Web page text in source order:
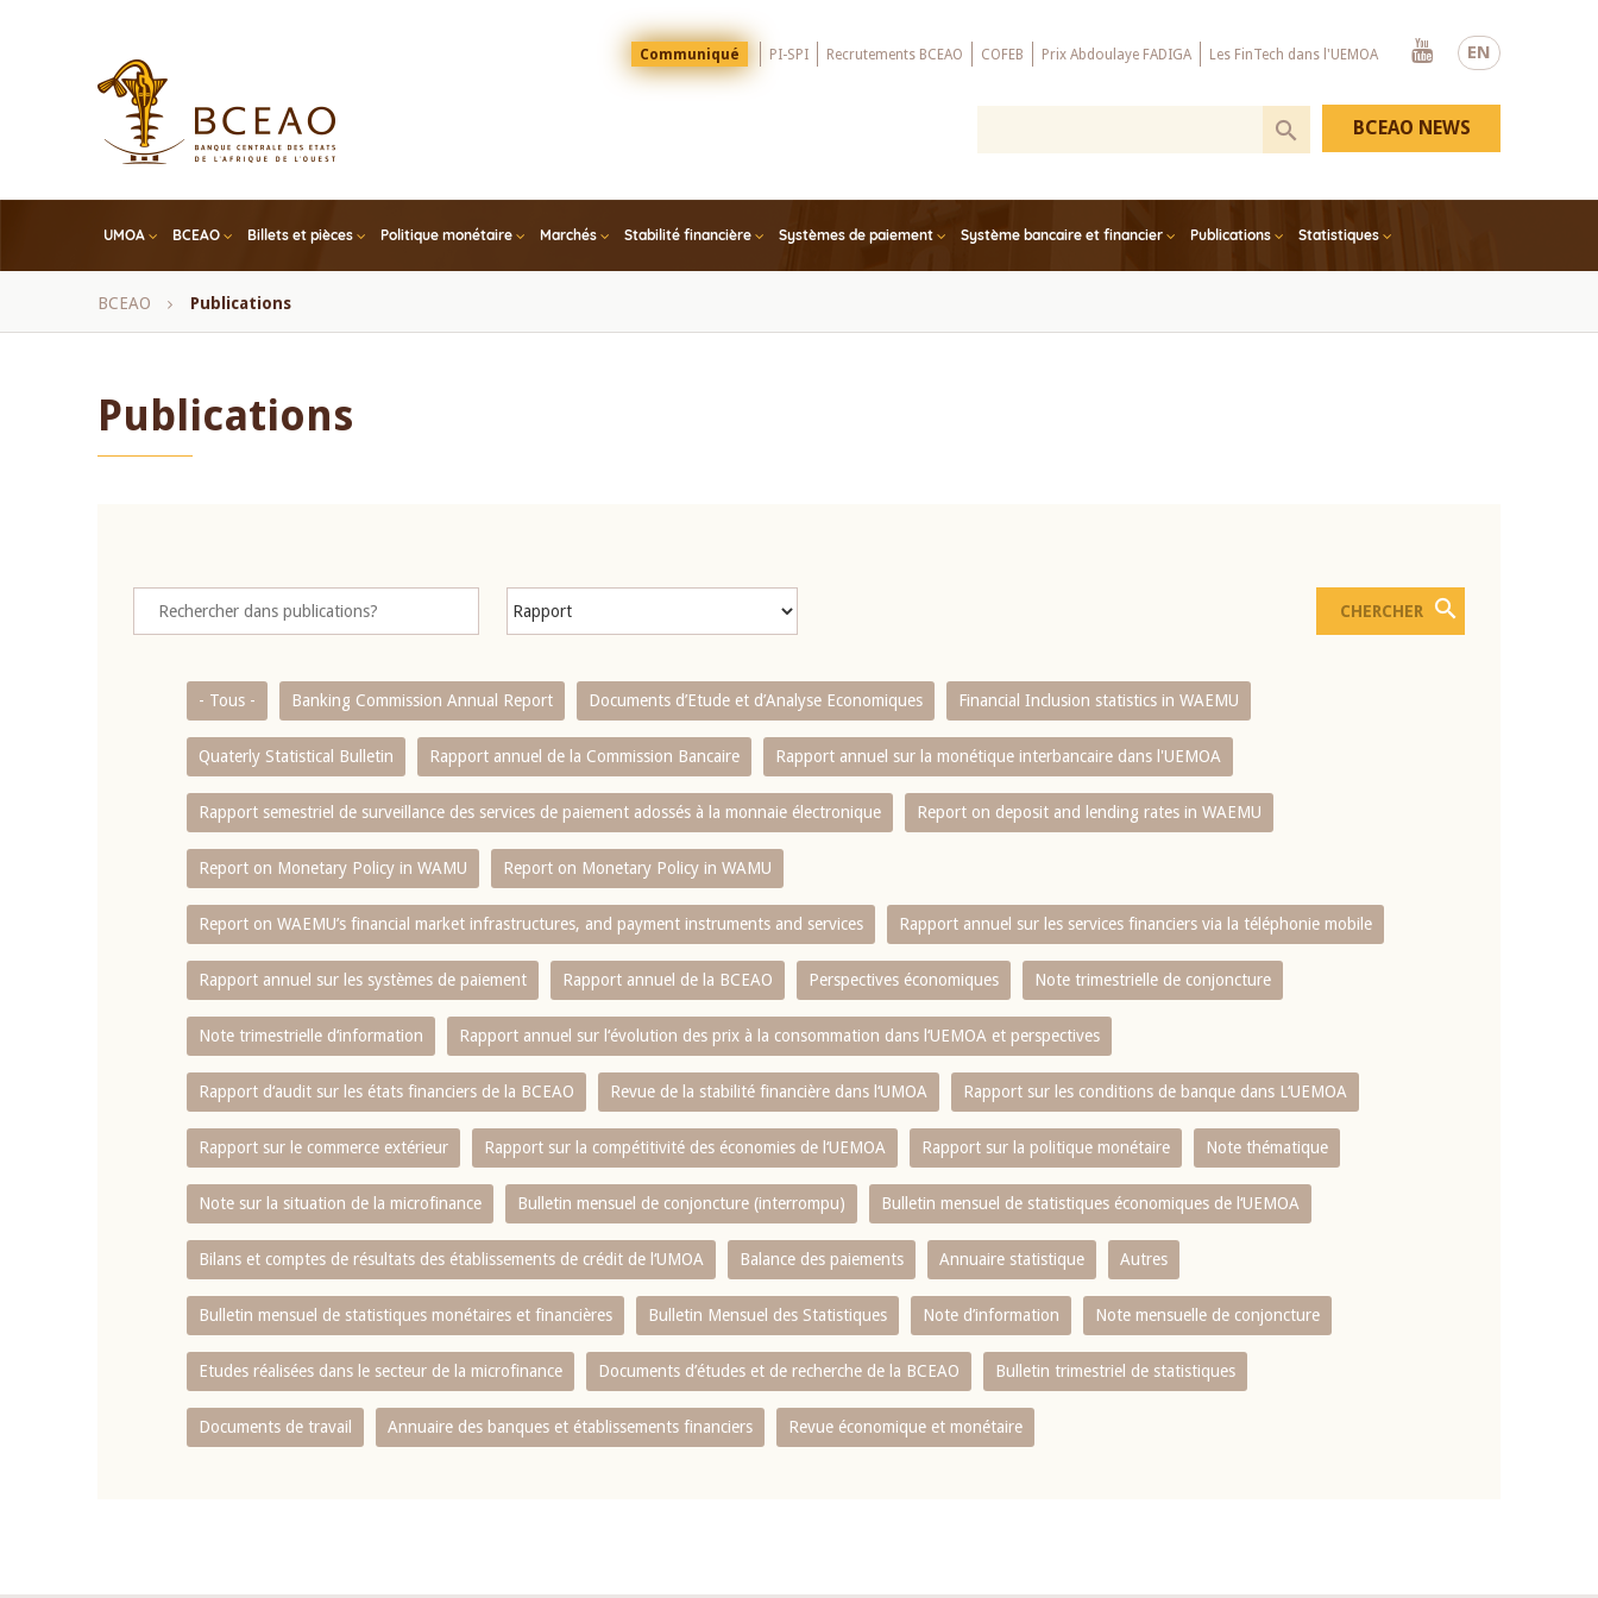
EN
Menu
Top
Communiqué PI-SPI Recrutements BCEAO COFEB Prix Abdoulaye FADIGA Les FinTech dans l'UEMOA
Youtube
UMOA BCEAO Billets et pièces Politique monétaire Marchés Stabilité financière Systèmes de paiement Système bancaire et financier Publications Statistiques
BCEAO NEWS
Fil
BCEAO Publications
Publications
- Tous - Banking Commission Annual Report Documents d’Etude et d’Analyse Economiques Financial Inclusion statistics in WAEMU
Quaterly Statistical Bulletin Rapport annuel de la Commission Bancaire Rapport annuel sur la monétique interbancaire dans l'UEMOA
Rapport semestriel de surveillance des services de paiement adossés à la monnaie électronique Report on deposit and lending rates in WAEMU
Report on Monetary Policy in WAMU Report on Monetary Policy in WAMU
Report on WAEMU’s financial market infrastructures, and payment instruments and services Rapport annuel sur les services financiers via la téléphonie mobile
Rapport annuel sur les systèmes de paiement Rapport annuel de la BCEAO Perspectives économiques Note trimestrielle de conjoncture
Note trimestrielle d‘information Rapport annuel sur l‘évolution des prix à la consommation dans l‘UEMOA et perspectives
Rapport d‘audit sur les états financiers de la BCEAO Revue de la stabilité financière dans l‘UMOA Rapport sur les conditions de banque dans L‘UEMOA
Rapport sur le commerce extérieur Rapport sur la compétitivité des économies de l‘UEMOA Rapport sur la politique monétaire Note thématique
Note sur la situation de la microfinance Bulletin mensuel de conjoncture (interrompu) Bulletin mensuel de statistiques économiques de l‘UEMOA
Bilans et comptes de résultats des établissements de crédit de l‘UMOA Balance des paiements Annuaire statistique Autres
Bulletin mensuel de statistiques monétaires et financières Bulletin Mensuel des Statistiques Note d’information Note mensuelle de conjoncture
Etudes réalisées dans le secteur de la microfinance Documents d’études et de recherche de la BCEAO Bulletin trimestriel de statistiques
Documents de travail Annuaire des banques et établissements financiers Revue économique et monétaire